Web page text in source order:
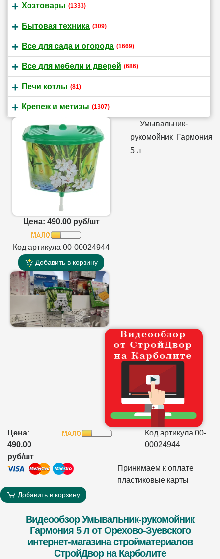
Хозтовары (1333)
Бытовая техника (309)
Все для сада и огорода (1669)
Все для мебели и дверей (686)
Печи котлы (81)
Крепеж и метизы (1307)
Цена: 490.00 руб/шт
Код артикула 00-00024944
Добавить в корзину
Умывальник-
рукомойник Гармония
5 л
Цена:
490.00
руб/шт
Код артикула 00-
00024944
Принимаем к оплате
пластиковые карты
Добавить в корзину
Видеообзор Умывальник-рукомойник
Гармония 5 л от Орехово-Зуевского
интернет-магазина стройматериалов
СтройДвор на Карболите